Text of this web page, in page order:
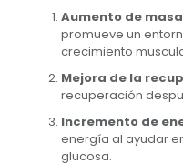
Aumento de
promueve un
crecimiento
Mejora de la
recuperación
Incremento de
energía al ayudar
glucosa.